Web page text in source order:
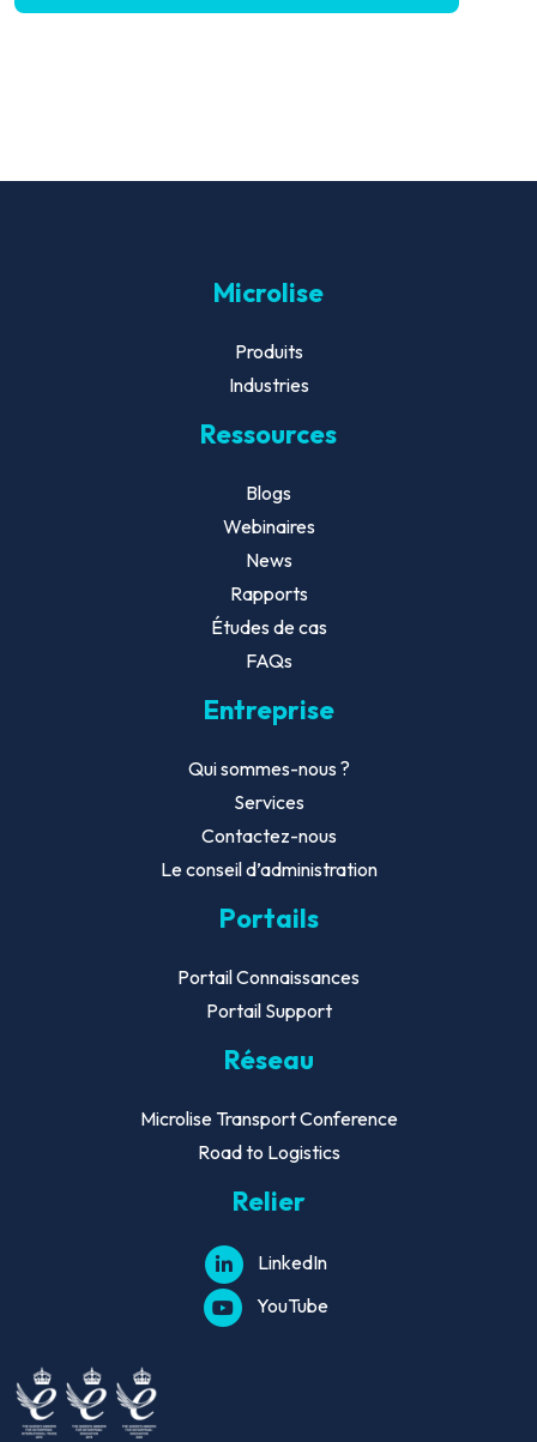
Microlise
Produits
Industries
Ressources
Blogs
Webinaires
News
Rapports
Études de cas
FAQs
Entreprise
Qui sommes-nous ?
Services
Contactez-nous
Le conseil d’administration
Portails
Portail Connaissances
Portail Support
Réseau
Microlise Transport Conference
Road to Logistics
Relier
LinkedIn
YouTube